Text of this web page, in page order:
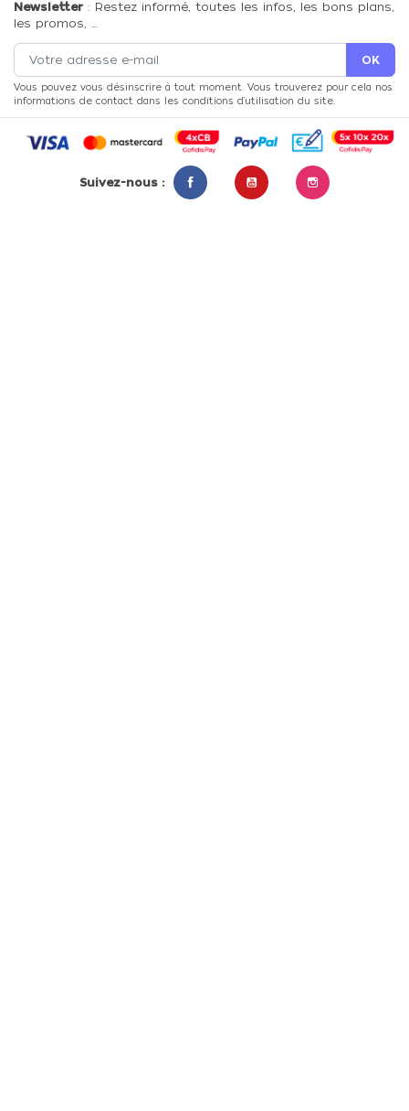
Newsletter : Restez informé, toutes les infos, les bons plans,
les promos, …
Vous pouvez vous désinscrire à tout moment. Vous trouverez pour cela nos
informations de contact dans les conditions d'utilisation du site.
Suivez-nous :
FacebookYouTubeInstagram